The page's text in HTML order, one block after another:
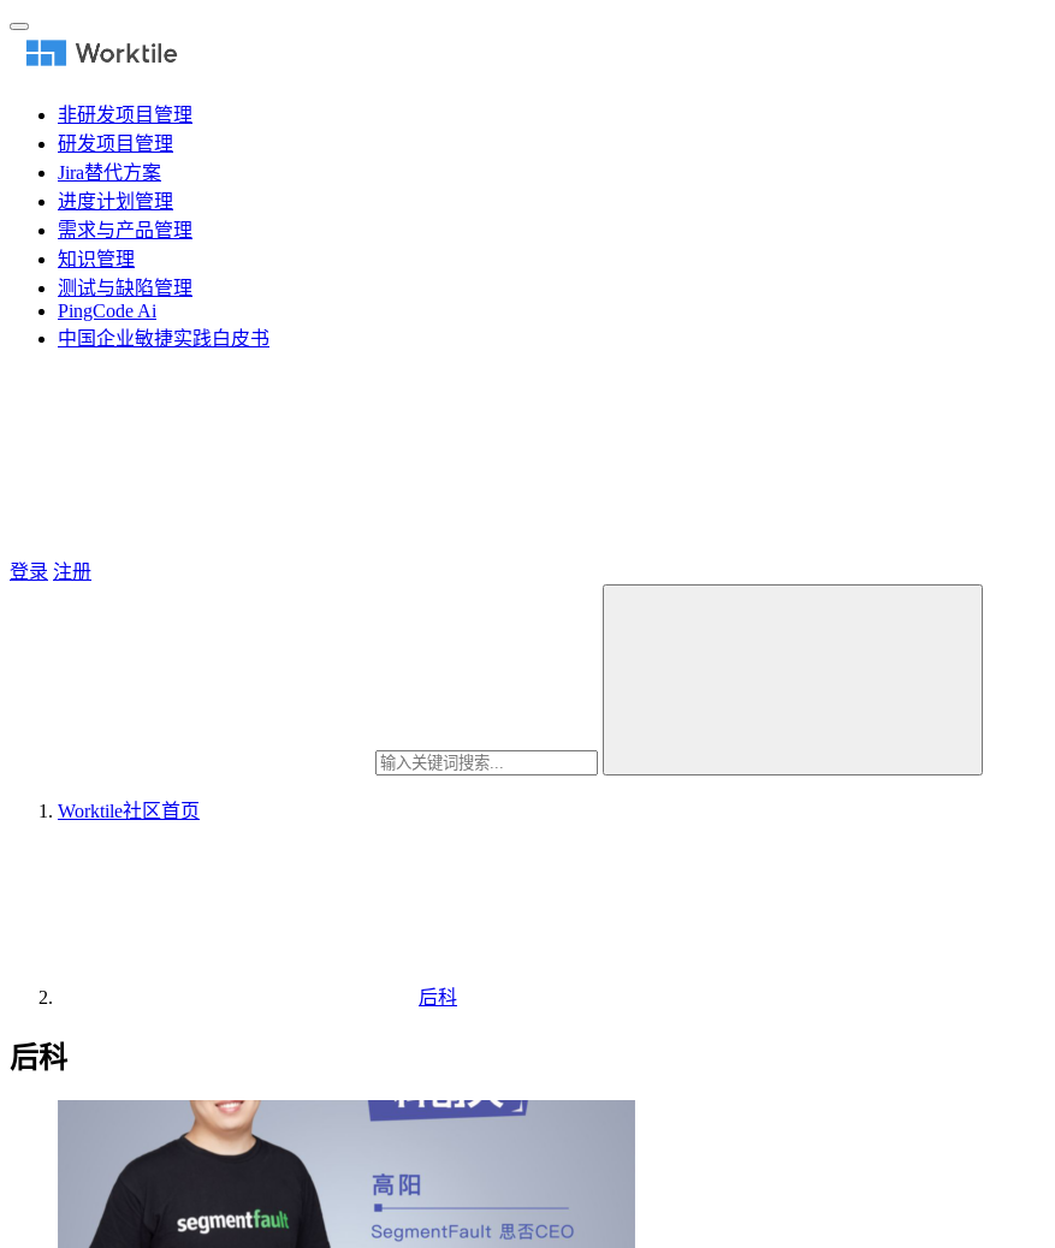
非研发项目管理
研发项目管理
Jira替代方案
进度计划管理
需求与产品管理
知识管理
测试与缺陷管理
PingCode Ai
中国企业敏捷实践白皮书
登录 注册
Worktile社区首页
后科
后科